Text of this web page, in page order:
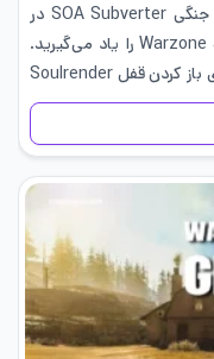
در این مطلب روش بازی کردن قفل تفنگ جنگی SOA Subverter در
کالاف دیوتی CoD: Modern Warfare 3 و Warzone را یاد می‌گیرید.
همچنین شاید تمایل به آشنایی با روش‌های باز کردن قفل Soulrender